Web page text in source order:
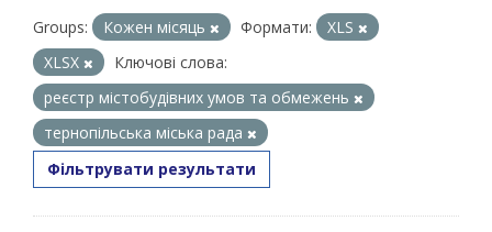
Groups: Кожен місяць Формати:
XLS
XLSX
Ключові слова:
реєстр містобудівних умов та обмежень
тернопільська міська рада
Фільтрувати результати